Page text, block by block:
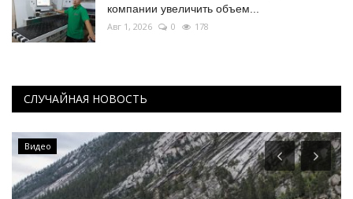
компании увеличить объем...
Авг 1, 2026 0 178
СЛУЧАЙНАЯ НОВОСТЬ
Видео